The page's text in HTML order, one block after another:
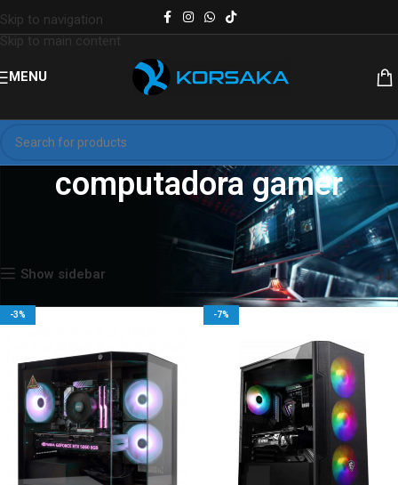
Skip to navigation
Skip to main content
MENU
computadora gamer
Productos etiquetados “computadora gamer”
Show sidebar
-3% -7%